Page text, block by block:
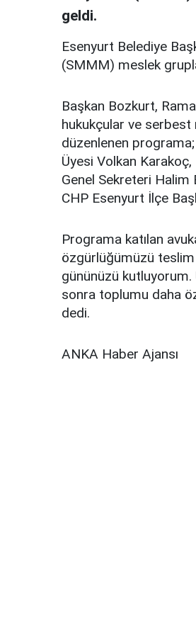
geldi.
Esenyurt Belediye
(SMMM) meslek
Başkan Bozkurt,
hukukçular ve
düzenlenen
Üyesi Volkan
Genel Sekreteri Halim
CHP Esenyurt İlçe
Programa katılan
özgürlüğümüzü teslim
gününüzü kutluyorum.
sonra toplumu daha
dedi.
ANKA Haber Ajansı